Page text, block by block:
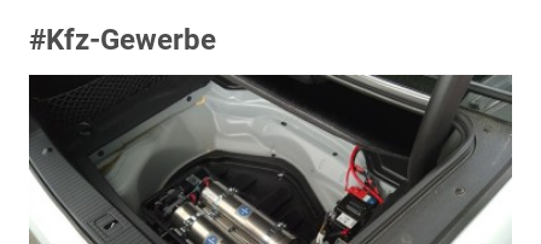
#Kfz-Gewerbe